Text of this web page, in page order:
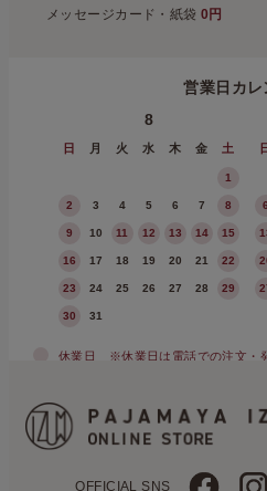
メッセージカード・紙袋0円
営業日カレ
8
日 月 火 水 木 金 土
1
2 3 4 5 6 7 8
9 10 11 12 13 14 15
16 17 18 19 20 21 22
23 24 25 26 27 28 29
30 31
6
休業日 ※休業日は電話での注文・
OFFICIAL SNS